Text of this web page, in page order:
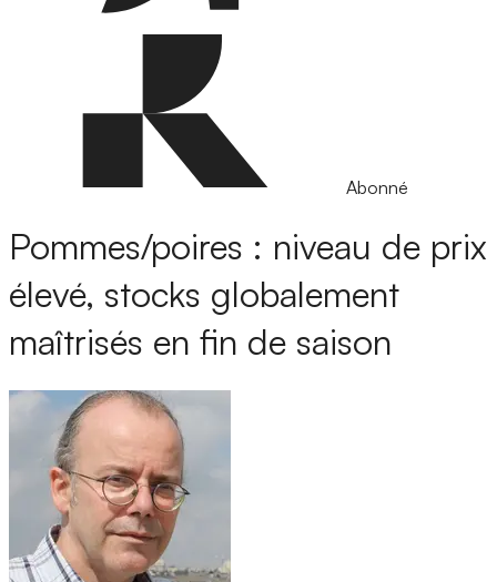
Abonné
Pommes/poires : niveau de prix
élevé, stocks globalement
maîtrisés en fin de saison